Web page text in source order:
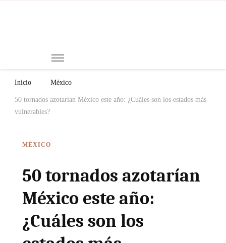
Inicio México
50 tornados azotarían México este año: ¿Cuáles son los estados más
vulnerables?
MÉXICO
50 tornados azotarían
México este año:
¿Cuáles son los